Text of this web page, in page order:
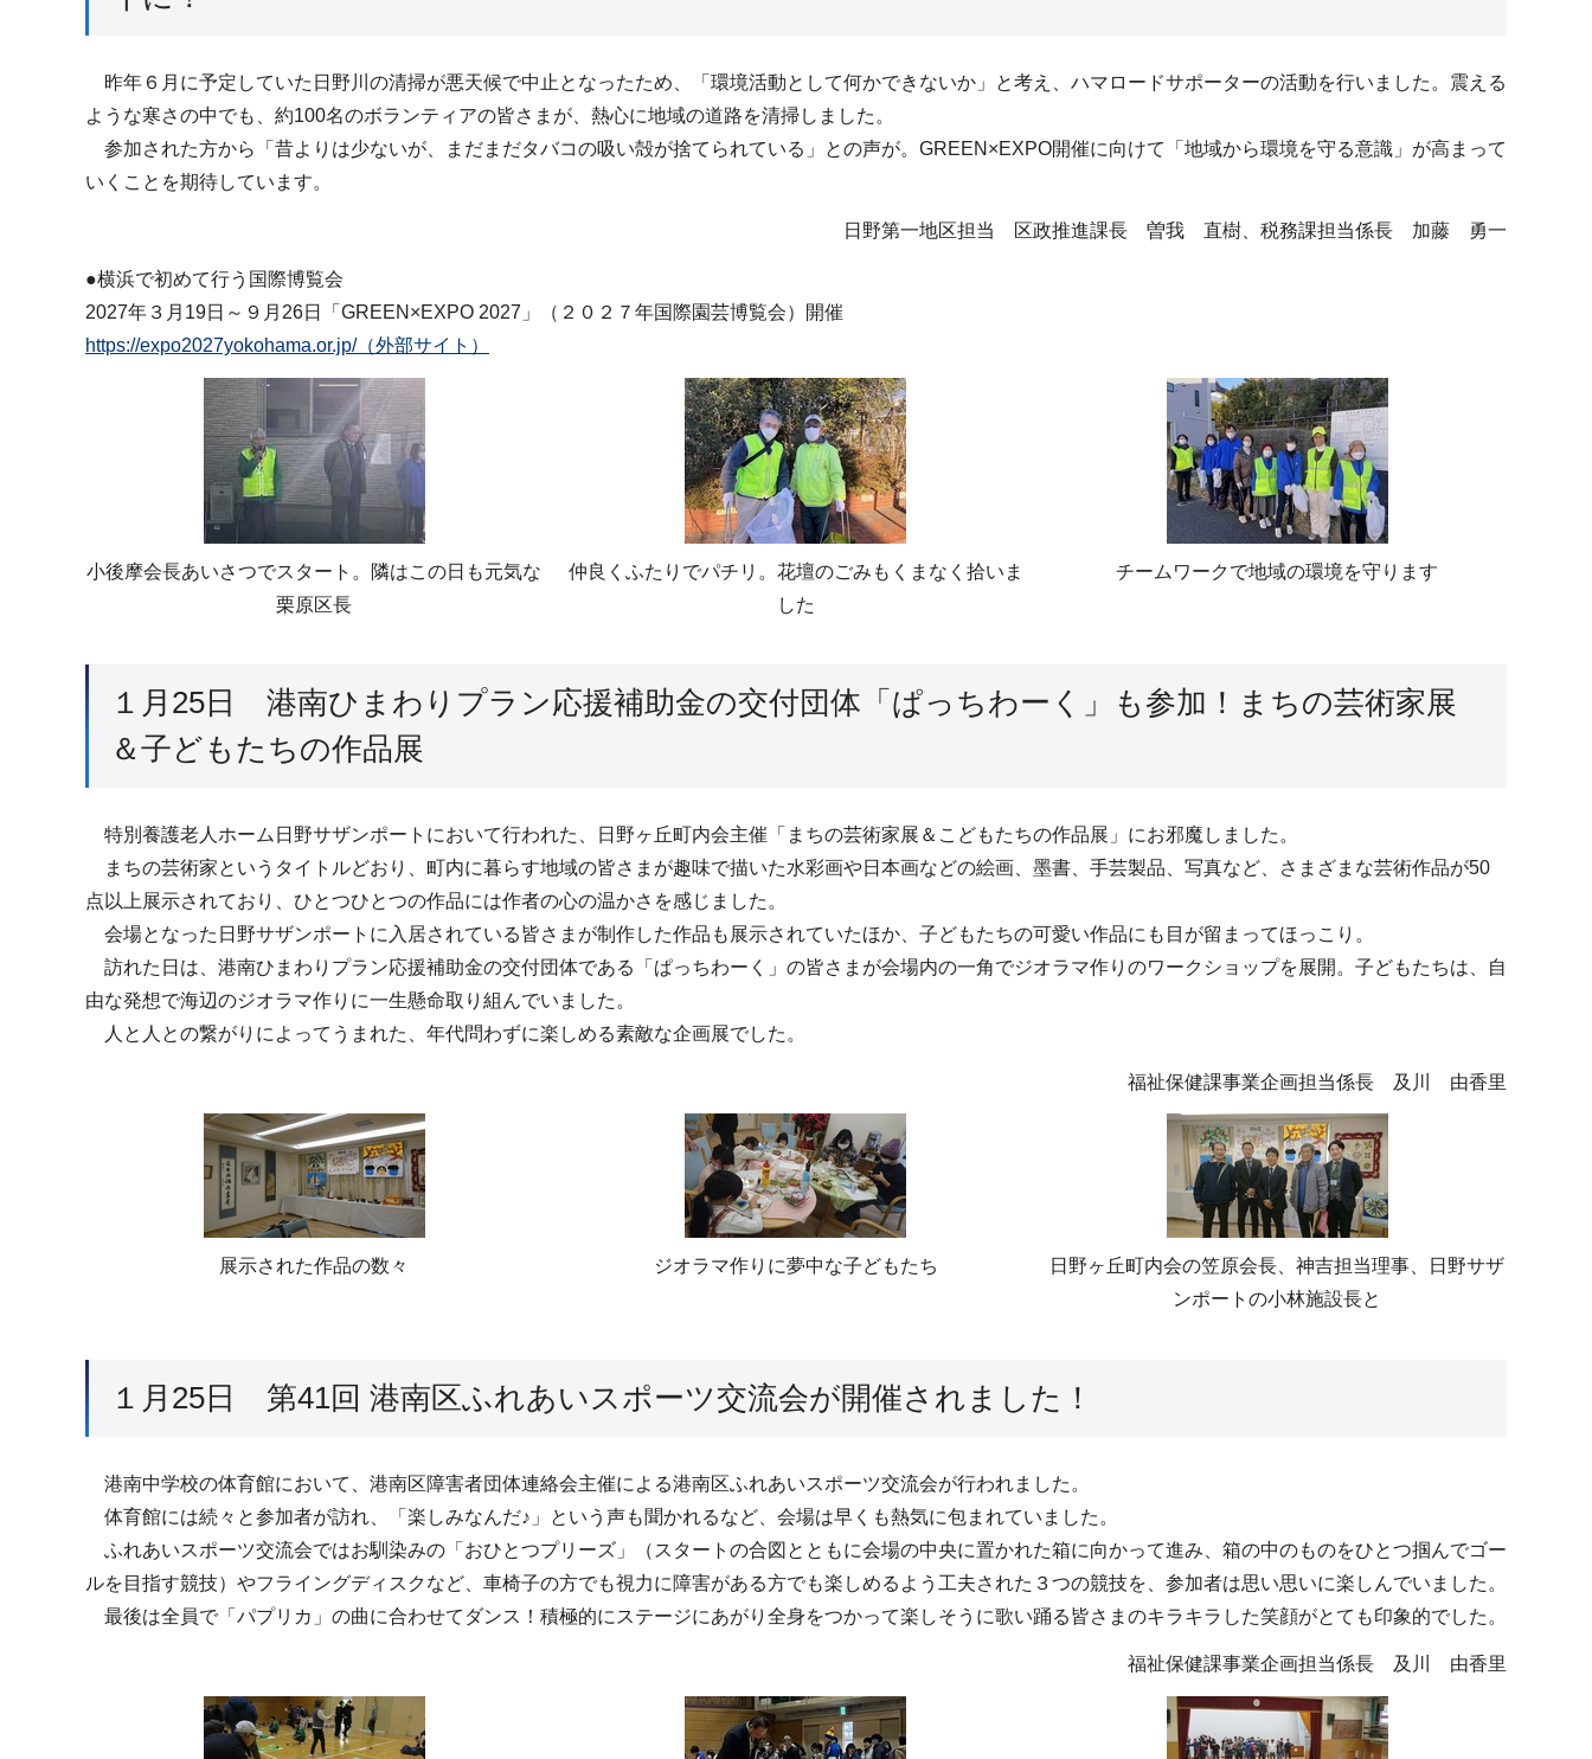
昨年６月に予定していた日野川の清掃が悪天候で中止となったため、「環境活動として何かできないか」と考え、ハマロードサポーターの活動を行いました。震える
ような寒さの中でも、約100名のボランティアの皆さまが、熱心に地域の道路を清掃しました。
参加された方から「昔よりは少ないが、まだまだタバコの吸い殻が捨てられている」との声が。GREEN×EXPO開催に向けて「地域から環境を守る意識」が高まって
いくことを期待しています。
日野第一地区担当 区政推進課長 曽我 直樹、税務課担当係長 加藤 勇一
●横浜で初めて行う国際博覧会
2027年３月19日～９月26日「GREEN×EXPO 2027」（２０２７年国際園芸博覧会）開催
https://expo2027yokohama.or.jp/（外部サイト）
小後摩会長あいさつでスタート。隣はこの日も元気な
栗原区長
仲良くふたりでパチリ。花壇のごみもくまなく拾いま
した
チームワークで地域の環境を守ります
１月25日 港南ひまわりプラン応援補助金の交付団体「ぱっちわーく」も参加！まちの芸術家展
＆子どもたちの作品展
特別養護老人ホーム日野サザンポートにおいて行われた、日野ヶ丘町内会主催「まちの芸術家展＆こどもたちの作品展」にお邪魔しました。
まちの芸術家というタイトルどおり、町内に暮らす地域の皆さまが趣味で描いた水彩画や日本画などの絵画、墨書、手芸製品、写真など、さまざまな芸術作品が50
点以上展示されており、ひとつひとつの作品には作者の心の温かさを感じました。
会場となった日野サザンポートに入居されている皆さまが制作した作品も展示されていたほか、子どもたちの可愛い作品にも目が留まってほっこり。
訪れた日は、港南ひまわりプラン応援補助金の交付団体である「ぱっちわーく」の皆さまが会場内の一角でジオラマ作りのワークショップを展開。子どもたちは、自
由な発想で海辺のジオラマ作りに一生懸命取り組んでいました。
人と人との繋がりによってうまれた、年代問わずに楽しめる素敵な企画展でした。
福祉保健課事業企画担当係長 及川 由香里
展示された作品の数々 ジオラマ作りに夢中な子どもたち
日野ヶ丘町内会の笠原会長、神吉担当理事、日野サザ
ンポートの小林施設長と
１月25日 第41回 港南区ふれあいスポーツ交流会が開催されました！
港南中学校の体育館において、港南区障害者団体連絡会主催による港南区ふれあいスポーツ交流会が行われました。
体育館には続々と参加者が訪れ、「楽しみなんだ♪」という声も聞かれるなど、会場は早くも熱気に包まれていました。
ふれあいスポーツ交流会ではお馴染みの「おひとつプリーズ」（スタートの合図とともに会場の中央に置かれた箱に向かって進み、箱の中のものをひとつ掴んでゴー
ルを目指す競技）やフライングディスクなど、車椅子の方でも視力に障害がある方でも楽しめるよう工夫された３つの競技を、参加者は思い思いに楽しんでいました。
最後は全員で「パプリカ」の曲に合わせてダンス！積極的にステージにあがり全身をつかって楽しそうに歌い踊る皆さまのキラキラした笑顔がとても印象的でした。
福祉保健課事業企画担当係長 及川 由香里